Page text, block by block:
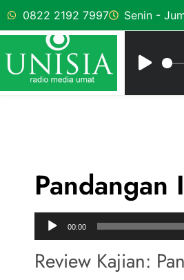
0822 2192 7997 Senin -
Pandangan
Audio
Player
00:00
Review Kajian: